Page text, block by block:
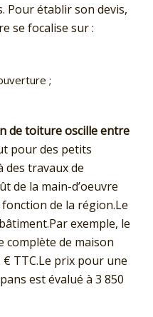
Pour établir son devis,
se focalise sur :
;
de toiture oscille entre
pour des petits
des travaux de
de la main-d’oeuvre
de la région.Le
exemple, le
complète de maison
€ TTC.Le prix pour une
est évalué à 3 850